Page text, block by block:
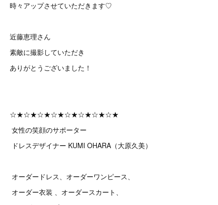
時々アップさせていただきます♡
近藤恵理さん
素敵に撮影していただき
ありがとうございました！
☆★☆★☆★☆★☆★☆★☆★☆★
女性の笑顔のサポーター
ドレスデザイナー KUMI OHARA（大原久美）
オーダードレス、オーダーワンピース、
オーダー衣装 、オーダースカート、